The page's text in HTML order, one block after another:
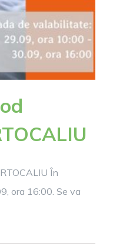
31
În
ora 16:00. Se va